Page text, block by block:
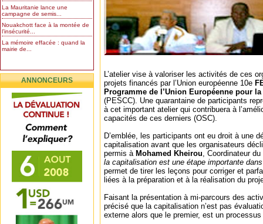
La Mauritanie lance une
campagne de semis...
Nouakchott face à la montée de
l’insécurité...
La mémoire effacée : quand la
mairie de...
ANNONCEURS
L’atelier vise à valoriser les activités de ces
projets financés par l’Union européenne 10e
Programme de l’Union Européenne pour
(PESCC). Une quarantaine de participants
à cet important atelier qui contribuera à
capacités de ces derniers (OSC).
D’emblée, les participants ont eu droit à une
capitalisation avant que les organisateurs
permis à Mohamed Kheirou, Coordinateur du
la capitalisation est une étape importante
permet de tirer les leçons pour corriger et
liées à la préparation et à la réalisation du
Faisant la présentation à mi-parcours des
précisé que la capitalisation n’est pas
externe alors que le premier, est un